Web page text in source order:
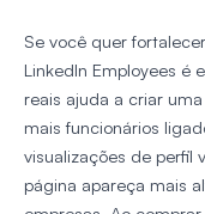
Se você quer
LinkedIn Employees é
reais ajuda a criar
mais funcionários
visualizações de perfil
página apareça mais